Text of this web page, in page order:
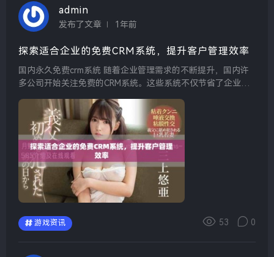
admin
发布了文章 1年前
探索适合企业的免费CRM系统，提升客户管理效率
国内永久免费crm系统 随着企业管理需求的不断提升，国内许
多公司开始关注免费的CRM系统。这些系统不仅节省了企业的
过数据分析和客户信息管理，企业能够更精准地把握...
游戏资讯 53 0